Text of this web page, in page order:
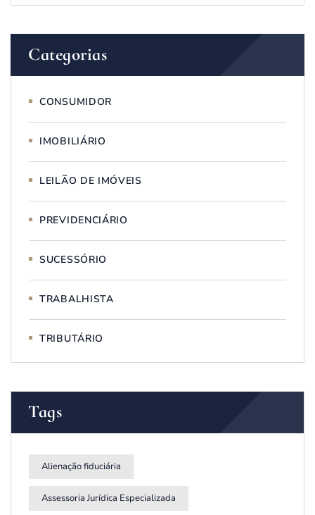
Categorias
CONSUMIDOR
IMOBILIÁRIO
LEILÃO DE IMÓVEIS
PREVIDENCIÁRIO
SUCESSÓRIO
TRABALHISTA
TRIBUTÁRIO
Tags
Alienação fiduciária
Assessoria Jurídica Especializada